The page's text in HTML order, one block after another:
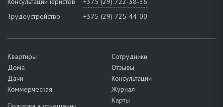
Трудоустройство
+375 (29) 725-44-00
Квартиры
Дома
Дачи
Коммерческая
Сотрудники
Отзывы
Консультации
Журнал
Карты